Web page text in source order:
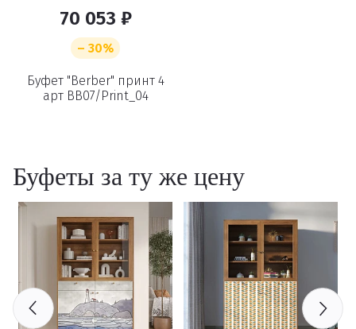
70 053 ₽
– 30%
Буфет "Berber" принт 4
арт BB07/Print_04
Буфеты за ту же цену